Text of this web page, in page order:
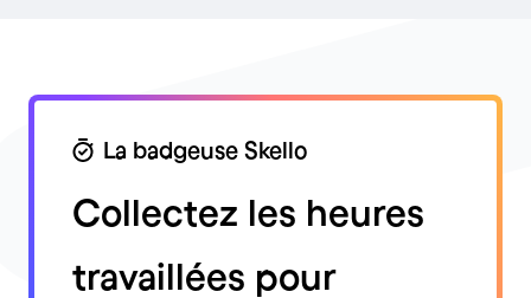
La badgeuse Skello
Collectez les heures
travaillées pour